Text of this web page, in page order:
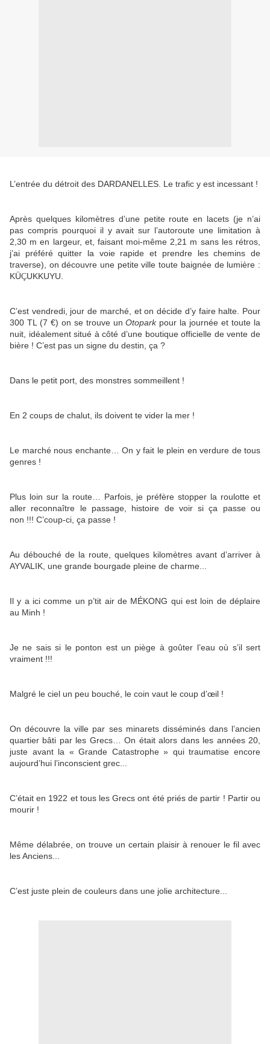
L’entrée du détroit des DARDANELLES. Le trafic y est incessant !
Après quelques kilomètres d’une petite route en lacets (je n’ai
pas compris pourquoi il y avait sur l’autoroute une limitation à
2,30 m en largeur, et, faisant moi-même 2,21 m sans les rétros,
j’ai préféré quitter la voie rapide et prendre les chemins de
traverse), on découvre une petite ville toute baignée de lumière :
KÜÇUKKUYU.
C’est vendredi, jour de marché, et on décide d’y faire halte. Pour
300 TL (7 €) on se trouve unOtoparkpour la journée et toute la
nuit, idéalement situé à côté d’une boutique officielle de vente de
bière ! C’est pas un signe du destin, ça ?
Dans le petit port, des monstres sommeillent !
En 2 coups de chalut, ils doivent te vider la mer !
Le marché nous enchante… On y fait le plein en verdure de tous
genres !
Plus loin sur la route… Parfois, je préfère stopper la roulotte et
aller reconnaître le passage, histoire de voir si ça passe ou
non !!! C’coup-ci, ça passe !
Au débouché de la route, quelques kilomètres avant d’arriver à
AYVALIK, une grande bourgade pleine de charme...
Il y a ici comme un p’tit air de MÉKONG qui est loin de déplaire
au Minh !
Je ne sais si le ponton est un piège à goûter l’eau où s’il sert
vraiment !!!
Malgré le ciel un peu bouché, le coin vaut le coup d’œil !
On découvre la ville par ses minarets disséminés dans l’ancien
quartier bâti par les Grecs… On était alors dans les années 20,
juste avant la « Grande Catastrophe » qui traumatise encore
aujourd’hui l’inconscient grec...
C’était en 1922 et tous les Grecs ont été priés de partir ! Partir ou
mourir !
Même délabrée, on trouve un certain plaisir à renouer le fil avec
les Anciens...
C’est juste plein de couleurs dans une jolie architecture...